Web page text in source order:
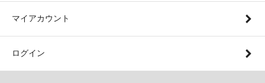
マイアカウント
ログイン